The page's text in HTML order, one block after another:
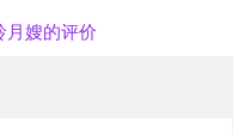
月嫂的评价